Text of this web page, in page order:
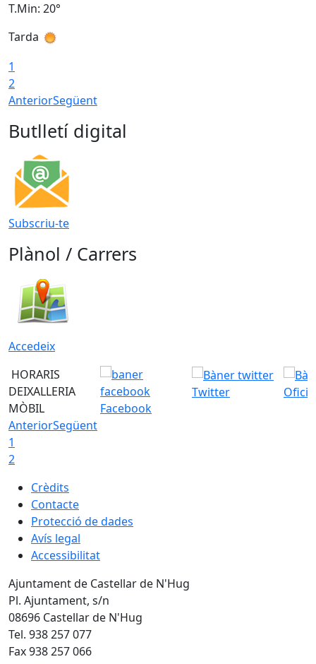
T.Min: 20°
Tarda
1
2
AnteriorSegüent
Butlletí digital
Subscriu-te
Plànol / Carrers
Accedeix
HORARIS
DEIXALLERIA
MÒBIL
Facebook
Twitter
AnteriorSegüent
1
2
Crèdits
Contacte
Protecció de dades
Avís legal
Accessibilitat
Ajuntament de Castellar de N'Hug
Pl. Ajuntament, s/n
08696 Castellar de N'Hug
Tel. 938 257 077
Fax 938 257 066